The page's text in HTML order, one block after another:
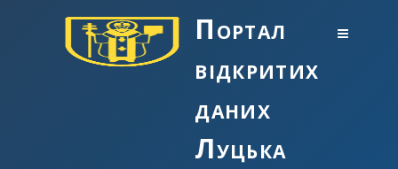
Портал
відкритих
даних
Луцька